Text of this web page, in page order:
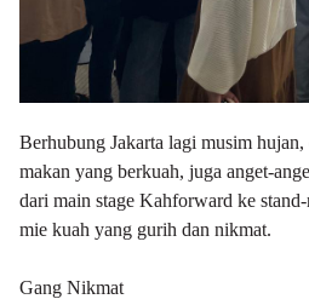
Berhubung Jakarta lagi musim
makan yang berkuah, juga anget-
dari main stage Kahforward ke
mie kuah yang gurih dan nikmat.
Gang Nikmat